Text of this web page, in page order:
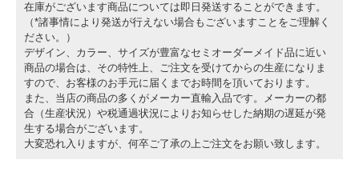
在庫がございます商品については即日発送することができます。
（*諸事情により発送が行えない場合もございますことをご理解く
ださい。）
デザイン、カラー、サイズが豊富なセミオーダーメイド品に近い
商品の場合は、その特性上、ご注文を受けてからの生産になりま
すので、お客様のお手元に届くまでお時間を頂いております。
また、当店の商品の多くがメーカー直輸入品です。メーカーの都
合（生産状況）や税通過状況によりお知らせした納期の遅延が発
生する場合がございます。
大変恐れ入りますが、何卒ご了承の上ご注文をお願い致します。